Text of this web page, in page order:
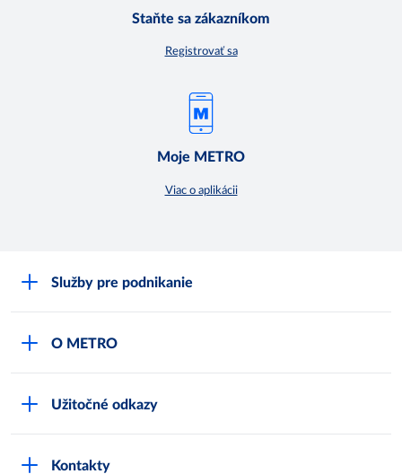
Staňte sa zákazníkom
Registrovať sa
Moje METRO
Viac o aplikácii
Služby pre podnikanie
Track & trace
O METRO
Užitočné odkazy
Kontakty